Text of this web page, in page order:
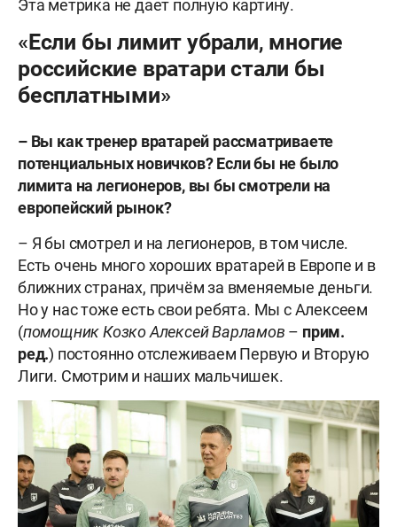
Эта метрика не дает полную картину.
«Если бы лимит убрали, многие
российские вратари стали бы
бесплатными»
– Вы как тренер вратарей рассматриваете
потенциальных новичков? Если бы не было
лимита на легионеров, вы бы смотрели на
европейский рынок?
– Я бы смотрел и на легионеров, в том числе.
Есть очень много хороших вратарей в Европе и в
ближних странах, причём за вменяемые деньги.
Но у нас тоже есть свои ребята. Мы с Алексеем
(помощник Козко Алексей Варламов – прим.
ред.) постоянно отслеживаем Первую и Вторую
Лиги. Смотрим и наших мальчишек.